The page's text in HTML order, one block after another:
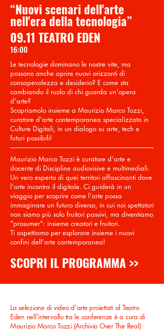
“Nuovi scenari dell'arte
nell'era della tecnologia”
09.11 TEATRO EDEN
16:00
Le tecnologie dominano le nostre vite, ma
possono anche aprire nuovi orizzonti di
consapevolezza e desiderio? E come sta
cambiando il ruolo di chi guarda un'opera
d'arte?
Scopriamolo insieme a Maurizio Marco Tozzi,
curatore d'arte contemporanea specializzato in
Culture Digitali, in un dialogo su arte, tech e
futuri possibili!
Maurizio Marco Tozzi è curatore d'arte e
docente di Discipline audiovisive e multimediali.
Un vero esperto di quei territori affascinanti dove
l'arte incontra il digitale. Ci guiderà in un
viaggio per scoprire come l'arte possa
immaginare un futuro diverso, in cui noi spettatori
non siamo più solo fruitori passivi, ma diventiamo
"prosumer": insieme creatori e fruitori.
Ti aspettiamo per esplorare insieme i nuovi
confini dell'arte contemporanea!
SCOPRI IL PROGRAMMA >>
La selezione di video d'arte proiettati al Teatro
Eden nell'intervallo tra le conferenze è a cura di
Maurizio Marco Tozzi (Archivio Over The Real)